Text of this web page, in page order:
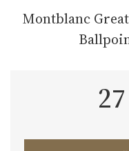
Montblanc